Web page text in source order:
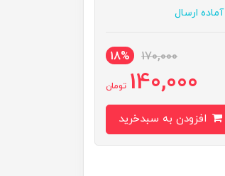
آماده ارسال
170,000
18%
140,000 تومان